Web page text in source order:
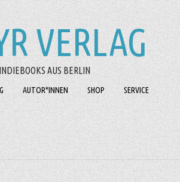
VERLAG
AUS BERLIN
AUTOR*INNEN SHOP SERVICE